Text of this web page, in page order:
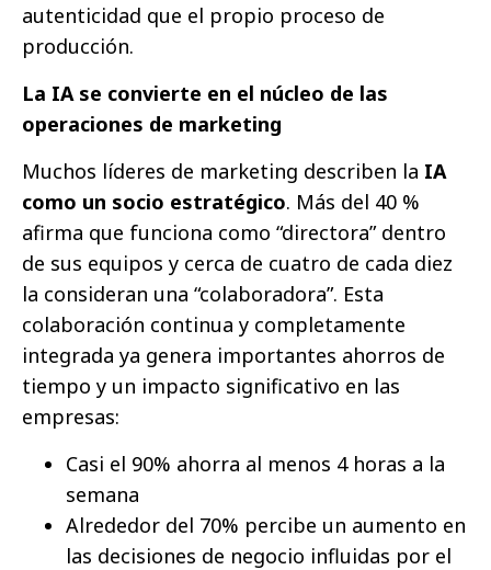
autenticidad que el propio proceso de
producción.
La IA se convierte en el núcleo de las
operaciones de marketing
Muchos líderes de marketing describen la IA
como un socio estratégico. Más del 40 %
afirma que funciona como “directora” dentro
de sus equipos y cerca de cuatro de cada diez
la consideran una “colaboradora”. Esta
colaboración continua y completamente
integrada ya genera importantes ahorros de
tiempo y un impacto significativo en las
empresas:
Casi el 90% ahorra al menos 4 horas a la
semana
Alrededor del 70% percibe un aumento en
las decisiones de negocio influidas por el